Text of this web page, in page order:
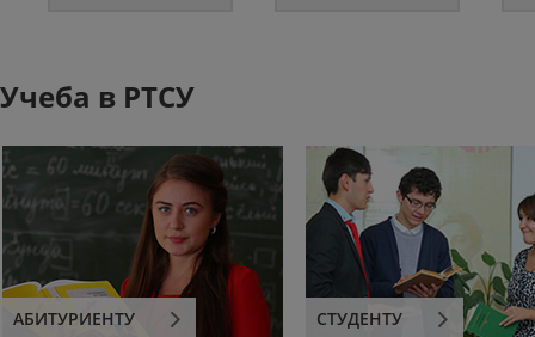
Учеба в РТСУ
АБИТУРИЕНТУ СТУДЕНТУ